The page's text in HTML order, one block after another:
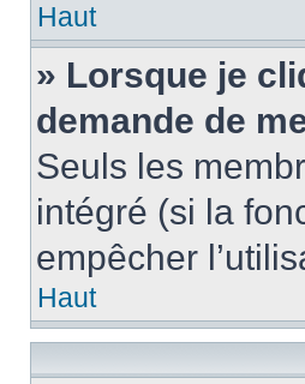
Haut
» Lorsque je
demande de
Seuls les
intégré (si la
empêcher
Haut